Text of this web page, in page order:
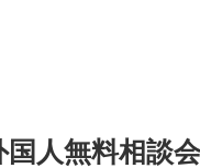
人無料相談